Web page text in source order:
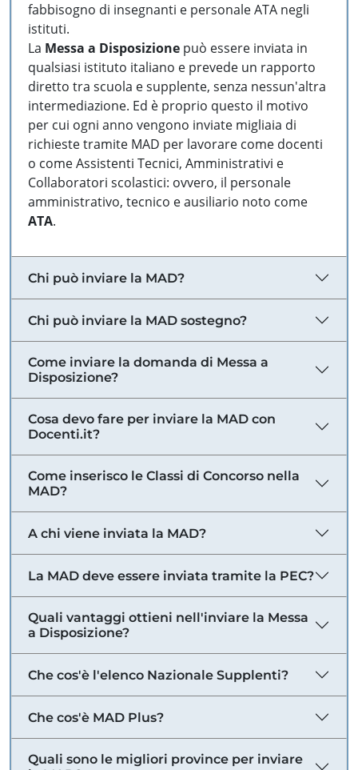
fabbisogno di insegnanti e personale ATA negli
istituti.
La Messa a Disposizione può essere inviata in
qualsiasi istituto italiano e prevede un rapporto
diretto tra scuola e supplente, senza nessun'altra
intermediazione. Ed è proprio questo il motivo
per cui ogni anno vengono inviate migliaia di
richieste tramite MAD per lavorare come docenti
o come Assistenti Tecnici, Amministrativi e
Collaboratori scolastici: ovvero, il personale
amministrativo, tecnico e ausiliario noto come
ATA.
Chi può inviare la MAD?
Chi può inviare la MAD sostegno?
Come inviare la domanda di Messa a
Disposizione?
Cosa devo fare per inviare la MAD con
Docenti.it?
Come inserisco le Classi di Concorso nella
MAD?
A chi viene inviata la MAD?
La MAD deve essere inviata tramite la PEC?
Quali vantaggi ottieni nell'inviare la Messa
a Disposizione?
Che cos'è l'elenco Nazionale Supplenti?
Che cos'è MAD Plus?
Quali sono le migliori province per inviare